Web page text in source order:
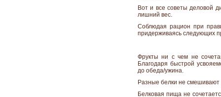
Вот и все советы деловой
лишний вес.
Соблюдая рацион при
придерживаясь следующих
Фрукты ни с чем не
Благодаря быстрой
до обеда/ужина.
Разные белки не
Белковая пища не